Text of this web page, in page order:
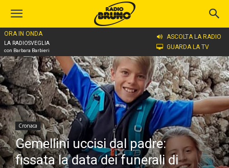
ORA IN ONDA
LA RADIOSVEGLIA
con Barbara Barbieri
ASCOLTA LA RADIO
GUARDA LA TV
Home
Cronaca
Gemellini uccisi dal padre:
fissata la data dei funerali di